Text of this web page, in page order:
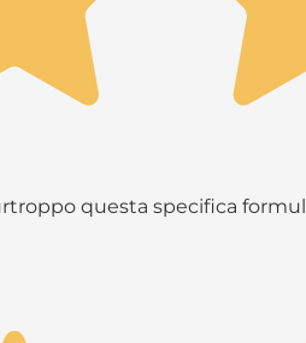
questa specifica